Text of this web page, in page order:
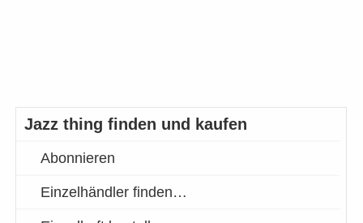
Jazz thing finden und kaufen
Abonnieren
Einzelhändler finden…